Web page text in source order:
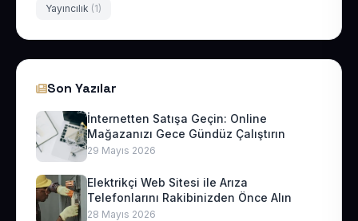
Yayıncılık (1)
Son Yazılar
İnternetten Satışa Geçin: Online
Mağazanızı Gece Gündüz Çalıştırın
29 Mayıs 2026
Elektrikçi Web Sitesi ile Arıza
Telefonlarını Rakibinizden Önce Alın
28 Mayıs 2026